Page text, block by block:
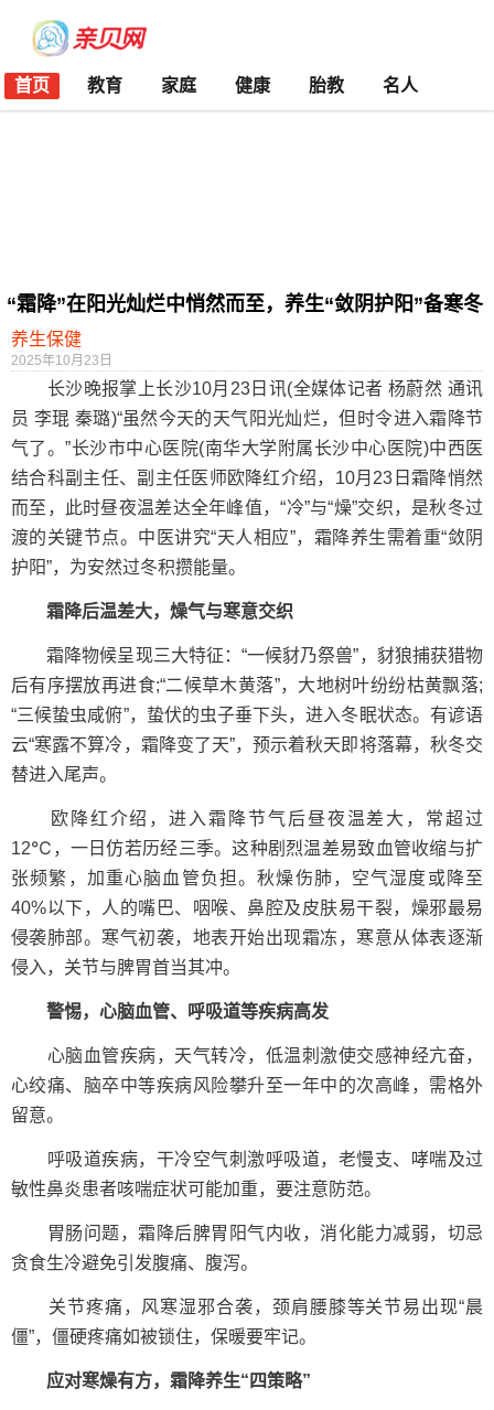
首页 教育 家庭 健康 胎教 名人
“霜降”在阳光灿烂中悄然而至，养生“敛阴护阳”备寒冬
养生保健
2025年10月23日
长沙晚报掌上长沙10月23日讯(全媒体记者 杨蔚然 通讯
员 李琨 秦璐)“虽然今天的天气阳光灿烂，但时令进入霜降节
气了。”长沙市中心医院(南华大学附属长沙中心医院)中西医
结合科副主任、副主任医师欧降红介绍，10月23日霜降悄然
而至，此时昼夜温差达全年峰值，“冷”与“燥”交织，是秋冬过
渡的关键节点。中医讲究“天人相应”，霜降养生需着重“敛阴
护阳”，为安然过冬积攒能量。
霜降后温差大，燥气与寒意交织
霜降物候呈现三大特征：“一候豺乃祭兽”，豺狼捕获猎物
后有序摆放再进食;“二候草木黄落”，大地树叶纷纷枯黄飘落;
“三候蛰虫咸俯”，蛰伏的虫子垂下头，进入冬眠状态。有谚语
云“寒露不算冷，霜降变了天”，预示着秋天即将落幕，秋冬交
替进入尾声。
欧降红介绍，进入霜降节气后昼夜温差大，常超过
12℃，一日仿若历经三季。这种剧烈温差易致血管收缩与扩
张频繁，加重心脑血管负担。秋燥伤肺，空气湿度或降至
40%以下，人的嘴巴、咽喉、鼻腔及皮肤易干裂，燥邪最易
侵袭肺部。寒气初袭，地表开始出现霜冻，寒意从体表逐渐
侵入，关节与脾胃首当其冲。
警惕，心脑血管、呼吸道等疾病高发
心脑血管疾病，天气转冷，低温刺激使交感神经亢奋，
心绞痛、脑卒中等疾病风险攀升至一年中的次高峰，需格外
留意。
呼吸道疾病，干冷空气刺激呼吸道，老慢支、哮喘及过
敏性鼻炎患者咳喘症状可能加重，要注意防范。
胃肠问题，霜降后脾胃阳气内收，消化能力减弱，切忌
贪食生冷避免引发腹痛、腹泻。
关节疼痛，风寒湿邪合袭，颈肩腰膝等关节易出现“晨
僵”，僵硬疼痛如被锁住，保暖要牢记。
应对寒燥有方，霜降养生“四策略”